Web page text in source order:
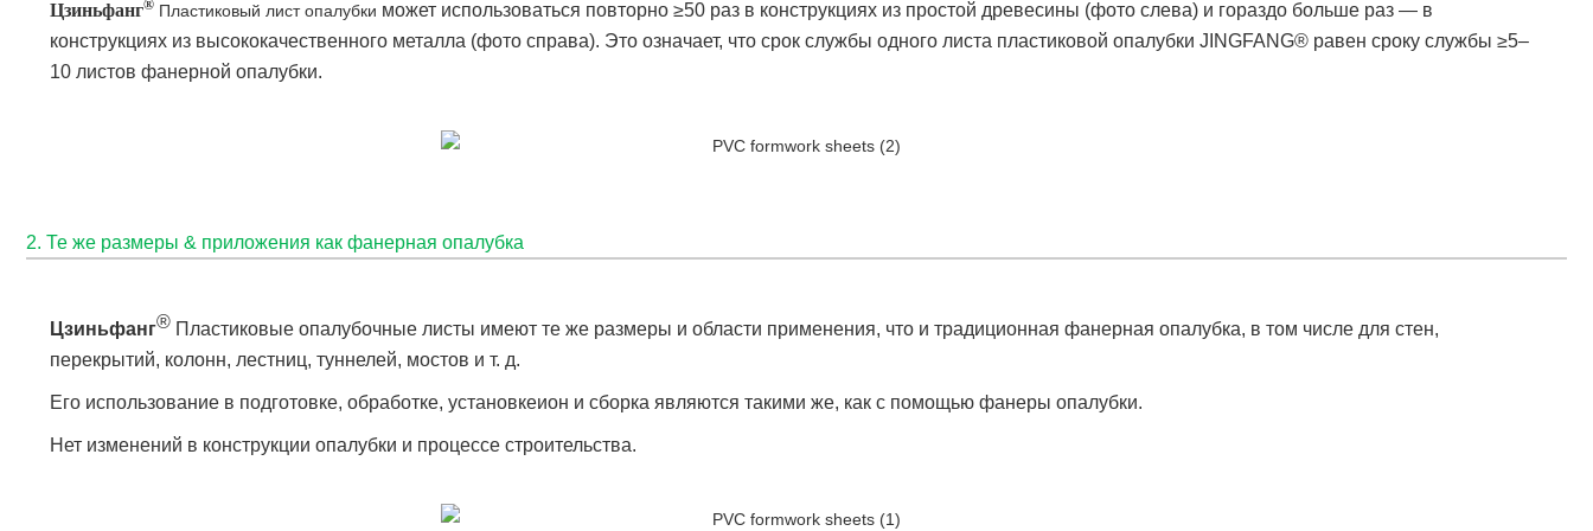
Цзиньфанг® Пластиковый лист опалубки может использоваться повторно ≥50 раз в конструкциях из простой древесины (фото слева) и гораздо больше раз — в
конструкциях из высококачественного металла (фото справа). Это означает, что срок службы одного листа пластиковой опалубки JINGFANG® равен сроку службы ≥5–
10 листов фанерной опалубки.
2. Те же размеры & приложения как фанерная опалубка
Цзиньфанг® Пластиковые опалубочные листы имеют те же размеры и области применения, что и традиционная фанерная опалубка, в том числе для стен,
перекрытий, колонн, лестниц, туннелей, мостов и т. д.
Его использование в подготовке, обработке, установкеион и сборка являются такими же, как с помощью фанеры опалубки.
Нет изменений в конструкции опалубки и процессе строительства.